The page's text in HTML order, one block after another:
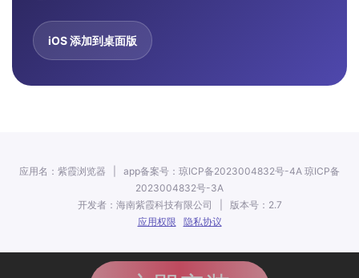
iOS 添加到桌面版
应用名：紫霞浏览器 | app备案号：琼ICP备2023004832号-4A 琼ICP备
2023004832号-3A
开发者：海南紫霞科技有限公司 | 版本号：2.7
应用权限
隐私协议